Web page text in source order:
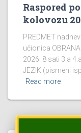
Raspored
kolovozu
PREDMET
učionica
2026. 8 sati 3.a
JEZIK (pismeni
Read more